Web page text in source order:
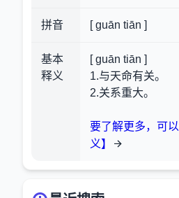
拼音 [ guān tiān ]
基本
释义
[ guān tiān ]
1.与天命有关。
2.关系重大。
要了解更多，可
义】